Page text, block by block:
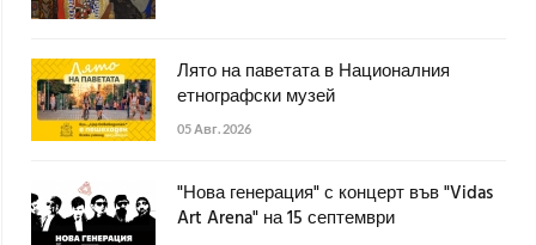
Лято на паветата в Националния
етнографски музей
05 Авг. 2026
"Нова генерация" с концерт във "Vidas
Art Arena" на 15 септември